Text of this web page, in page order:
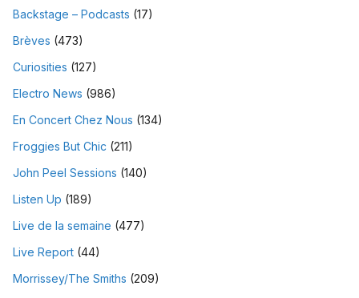
Backstage – Podcasts (17)
Brèves (473)
Curiosities (127)
Electro News (986)
En Concert Chez Nous (134)
Froggies But Chic (211)
John Peel Sessions (140)
Listen Up (189)
Live de la semaine (477)
Live Report (44)
Morrissey/The Smiths (209)